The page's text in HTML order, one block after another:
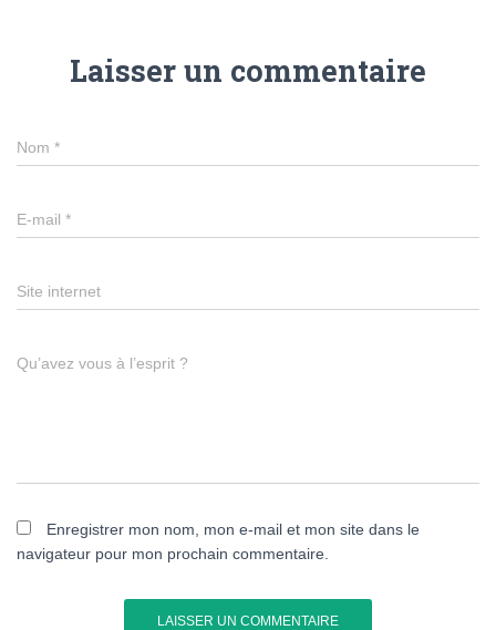
Laisser un commentaire
Nom *
E-mail *
Site internet
Qu’avez vous à l’esprit ?
Enregistrer mon nom, mon e-mail et mon site dans le
navigateur pour mon prochain commentaire.